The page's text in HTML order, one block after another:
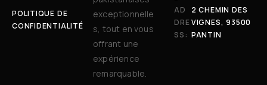
POLITIQUE DE
CONFIDENTIALITÉ
exceptionnelle
s, tout en vous
offrant une
expérience
remarquable.
AD
DRE
SS:
2 CHEMIN DES
VIGNES, 93500
PANTIN